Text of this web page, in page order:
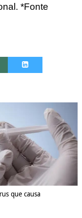
*Fonte
que causa